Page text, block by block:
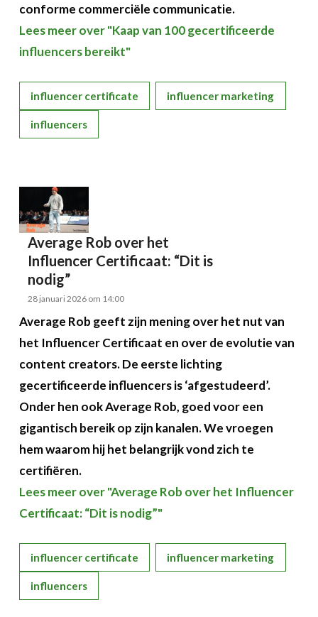
conforme commerciële communicatie.
Lees meer over "Kaap van 100 gecertificeerde
influencers bereikt"
influencer certificate influencer marketing
influencers
Average Rob over het
Influencer Certificaat: “Dit is
nodig”
28 januari 2026 om 14:00
Average Rob geeft zijn mening over het nut van
het Influencer Certificaat en over de evolutie van
content creators. De eerste lichting
gecertificeerde influencers is ‘afgestudeerd’.
Onder hen ook Average Rob, goed voor een
gigantisch bereik op zijn kanalen. We vroegen
hem waarom hij het belangrijk vond zich te
certifiëren.
Lees meer over "Average Rob over het Influencer
Certificaat: “Dit is nodig”"
influencer certificate influencer marketing
influencers